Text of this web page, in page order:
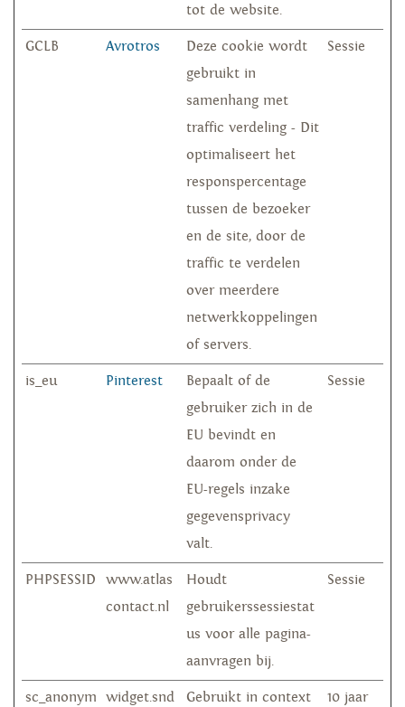
tot de website.
GCLB Avrotros
Deze cookie wordt
gebruikt in
samenhang met
traffic verdeling - Dit
optimaliseert het
responspercentage
tussen de bezoeker
en de site, door de
traffic te verdelen
over meerdere
netwerkkoppelingen
of servers.
Sessie
is_eu Pinterest
Bepaalt of de
gebruiker zich in de
EU bevindt en
daarom onder de
EU-regels inzake
gegevensprivacy
valt.
Sessie
PHPSESSID
www.atlas
contact.nl
Houdt
gebruikerssessiestat
us voor alle pagina-
aanvragen bij.
Sessie
sc_anonym widget.snd
Gebruikt in context
10 jaar